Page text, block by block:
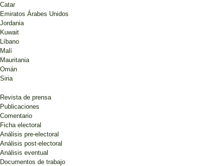
Catar
Emiratos Árabes Unidos
Jordania
Kuwait
Líbano
Malí
Mauritania
Omán
Siria
Revista de prensa
Publicaciones
Comentario
Ficha electoral
Análisis pre-electoral
Análisis post-electoral
Análisis eventual
Documentos de trabajo